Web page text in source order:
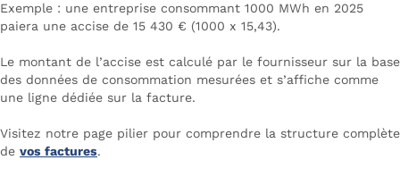
Exemple : une entreprise consommant 1000 MWh en 2025
paiera une accise de 15 430 € (1000 x 15,43).
Le montant de l’accise est calculé par le fournisseur sur la base
des données de consommation mesurées et s’affiche comme
une ligne dédiée sur la facture.
Visitez notre page pilier pour comprendre la structure complète
de vos factures.